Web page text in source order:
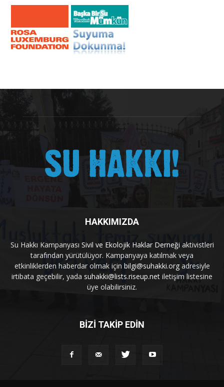
HAKKIMIZDA
Su Hakkı Kampanyası Sivil ve Ekolojik Haklar Derneği aktivistleri
tarafından yürütülüyor. Kampanyaya katılmak veya
etkinliklerden haberdar olmak için bilgi@suhakki.orgadresiyle
irtibata geçebilir, yada suhakki@lists.riseup.net iletişim listesine
üye olabilirsiniz.
BİZİ TAKİP EDİN